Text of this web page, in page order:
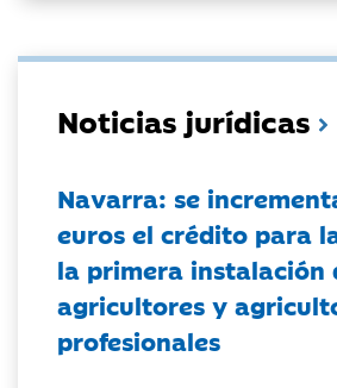
Noticias jurídicas
Navarra: se
euros el crédito para
la primera instalación
agricultores y
profesionales